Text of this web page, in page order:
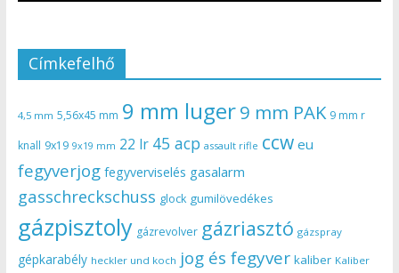
Címkefelhő
4,5 mm 5,56x45 mm 9 mm luger9 mm PAK 9 mm r
knall 9x19 9x19 mm 22 lr 45 acp assault rifle ccw eu
fegyverjog fegyverviselés gasalarm
gasschreckschuss glock gumilövedékes
gázpisztoly gázrevolver gázriasztó gázspray
gépkarabély heckler und koch jog és fegyver kaliber Kaliber